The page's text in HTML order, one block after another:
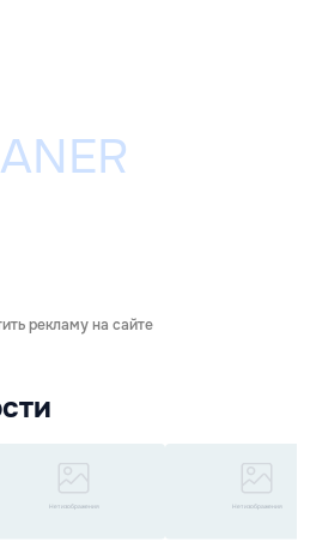
рекламу на сайте